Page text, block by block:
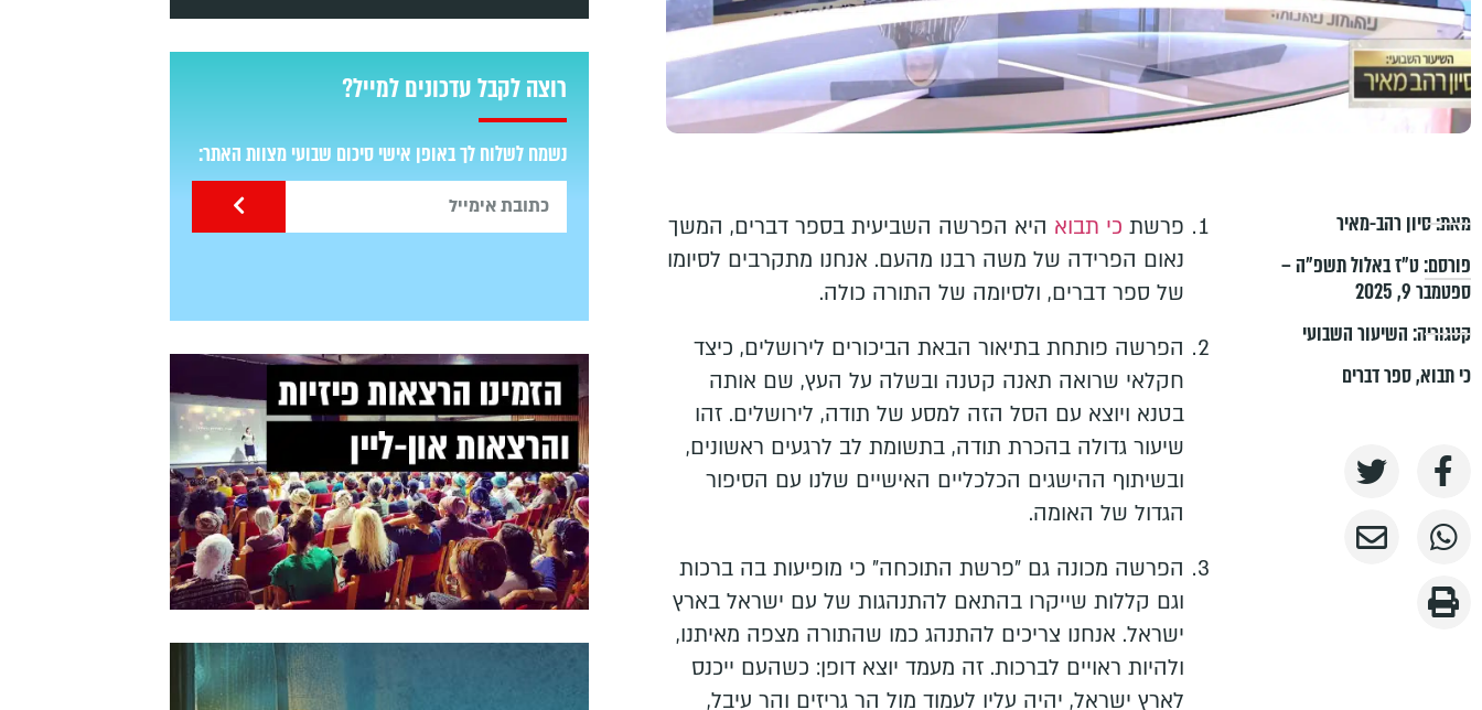
מאת:סיון רהב-מאיר
פורסם:ט״ז באלול תשפ״ה –
ספטמבר 9, 2025
קטגוריה:השיעור השבועי
כי תבוא,ספר דברים
פרשת כי תבוא היא הפרשה השביעית בספר דברים, המשך
נאום הפרידה של משה רבנו מהעם. אנחנו מתקרבים לסיומו
של ספר דברים, ולסיומה של התורה כולה.
הפרשה פותחת בתיאור הבאת הביכורים לירושלים, כיצד
חקלאי שרואה תאנה קטנה ובשלה על העץ, שם אותה
בטנא ויוצא עם הסל הזה למסע של תודה, לירושלים. זהו
שיעור גדולה בהכרת תודה, בתשומת לב לרגעים ראשונים,
ובשיתוף ההישגים הכלכליים האישיים שלנו עם הסיפור
הגדול של האומה.
הפרשה מכונה גם "פרשת התוכחה" כי מופיעות בה ברכות
וגם קללות שייקרו בהתאם להתנהגות של עם ישראל בארץ
ישראל. אנחנו צריכים להתנהג כמו שהתורה מצפה מאיתנו,
ולהיות ראויים לברכות. זה מעמד יוצא דופן: כשהעם ייכנס
לארץ ישראל, יהיה עליו לעמוד מול הר גריזים והר עיבל,
רוצה לקבל עדכונים למייל?
נשמח לשלוח לך באופן אישי סיכום שבועי מצוות האתר: